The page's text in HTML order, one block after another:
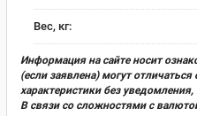
Вес, кг:
Информация на сайте носит
(если заявлена) могут
характеристики без
В связи со сложностями с